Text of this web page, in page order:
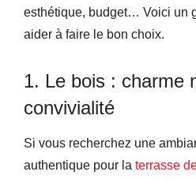
esthétique, budget… Voici un
aider à faire le bon choix.
1. Le bois : charme
convivialité
Si vous recherchez une
authentique pour la terrasse